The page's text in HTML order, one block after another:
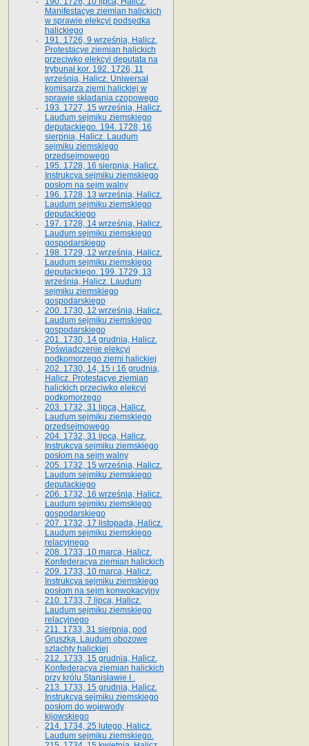
Manifestacye ziemian halickich
w sprawie elekcyi podsędka
halickiego
191. 1726, 9 września, Halicz.
Protestacye ziemian halickich
przeciwko elekcyi deputata na
trybunał kor. 192. 1726, 11
września, Halicz. Uniwersał
komisarza ziemi halickiej w
sprawie składania czopowego
193. 1727, 15 września, Halicz.
Laudum sejmiku ziemskiego
deputackiego. 194. 1728, 16
sierpnia, Halicz. Laudum
sejmiku ziemskiego
przedsejmowego
195. 1728, 16 sierpnia, Halicz.
Instrukcya sejmiku ziemskiego
posłom na sejm walny
196. 1728, 13 września, Halicz.
Laudum sejmiku ziemskiego
deputackiego
197. 1728, 14 września, Halicz.
Laudum sejmiku ziemskiego
gospodarskiego
198. 1729, 12 września, Halicz.
Laudum sejmiku ziemskiego
deputackiego. 199. 1729, 13
września, Halicz. Laudum
sejmiku ziemskiego
gospodarskiego
200. 1730, 12 września, Halicz.
Laudum sejmiku ziemskiego
gospodarskiego
201. 1730, 14 grudnia, Halicz.
Poświadczenie elekcyi
podkomorzego ziemi halickiej
202. 1730, 14, 15 i 16 grudnia,
Halicz. Protestacye ziemian
halickich przeciwko elekcyi
podkomorzego
203. 1732, 31 lipca, Halicz.
Laudum sejmiku ziemskiego
przedsejmowego
204. 1732, 31 lipca, Halicz.
Instrukcya sejmiku ziemskiego
posłom na sejm walny
205. 1732, 15 września, Halicz.
Laudum sejmiku ziemskiego
deputackiego
206. 1732, 16 września, Halicz.
Laudum sejmiku ziemskiego
gospodarskiego
207. 1732, 17 listopada, Halicz.
Laudum sejmiku ziemskiego
relacyjnego
208. 1733, 10 marca, Halicz.
Konfederacya ziemian halickich­
209. 1733, 10 marca, Halicz.
Instrukcya sejmiku ziemskiego
posłom na sejm konwokacyjny
210. 1733, 7 lipca, Halicz.
Laudum sejmiku ziemskiego
relacyjnego
211. 1733, 31 sierpnia, pod
Gruszką. Laudum obozowe
szlachty halickiej
212. 1733, 15 grudnia, Halicz.
Konfederacya ziemian halickich
przy królu Stanisławie I .
213. 1733, 15 grudnia, Halicz.
Instrukcya sejmiku ziemskiego
posłom do wojewody
kijowskiego
214. 1734, 25 lutego, Halicz.
Laudum sejmiku ziemskiego.